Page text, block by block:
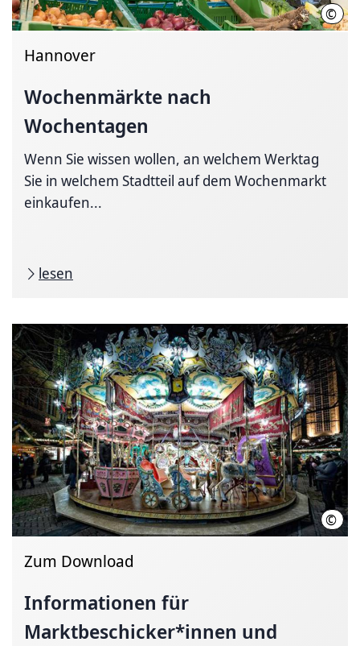
© LHH
Hannover
Wochenmärkte nach
Wochentagen
Wenn Sie wissen wollen, an welchem Werktag
Sie in welchem Stadtteil auf dem Wochenmarkt
einkaufen...
lesen
©
Zum Download
Informationen für
Marktbeschicker*innen und